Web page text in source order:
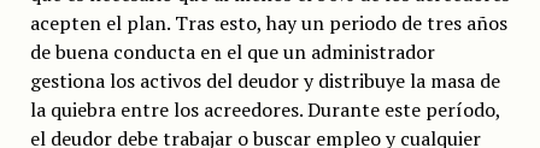
acepten el plan. Tras esto, hay un periodo de tres años
de buena conducta en el que un administrador
gestiona los activos del deudor y distribuye la masa de
la quiebra entre los acreedores. Durante este período,
el deudor debe trabajar o buscar empleo y cualquier